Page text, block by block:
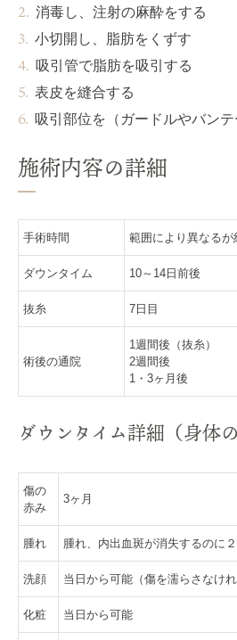
消毒し、注射の麻酔をする
小切開し、脂肪をくずす
吸引管で脂肪を吸引する
表皮を縫合する
吸引部位を（ガードルやバン
施術内容の詳細
手術時間 範囲により異なるが
ダウンタイム 10～14日前後
抜糸 7日目
術後の通院
1週間後（抜糸）
2週間後
1・3ヶ月後
ダウンタイム詳細（身体
傷の
赤み
3ヶ月
腫れ 腫れ、内出血斑が消失するのに
洗顔 当日から可能（傷を濡らさなけれ
化粧 当日から可能